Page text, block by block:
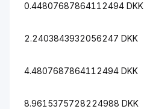
0.44807687864112494 DKK
2.2403843932056247 DKK
4.4807687864112494 DKK
8.9615375728224988 DKK